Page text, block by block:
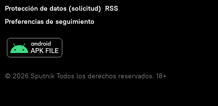
Protección de datos (solicitud) RSS
Preferencias de seguimiento
© 2026 Sputnik Todos los derechos reservados. 18+